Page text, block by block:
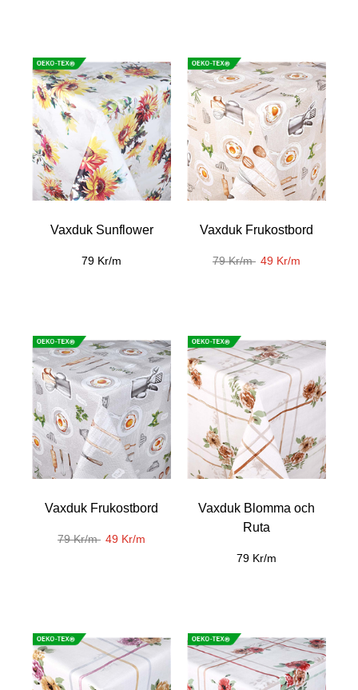
Vaxduk Sunflower
79 Kr/m
Vaxduk Frukostbord
79 Kr/m 49 Kr/m
Vaxduk Frukostbord
79 Kr/m 49 Kr/m
Vaxduk Blomma och
Ruta
79 Kr/m